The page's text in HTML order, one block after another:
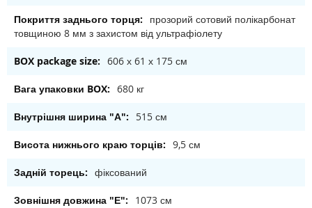
прозорий сотовий полікарбонат
товщиною 8 мм з захистом від ультрафіолету
606 х 61 х 175 см
680 кг
515 см
9,5 см
фіксований
1073 см